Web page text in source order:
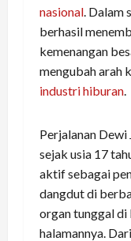
nasional . Dalam
berhasil
kemenangan
mengubah arah
industri hiburan
Perjalanan Dewi
sejak usia 17
aktif sebagai
dangdut di
organ tunggal di
halamannya.